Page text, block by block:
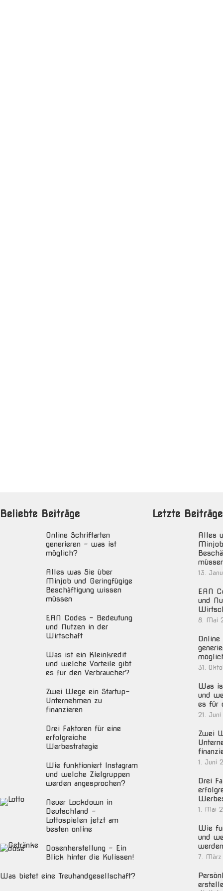
Beliebte Beiträge
Online Schriftarten
generieren – was ist
möglich?
Alles was Sie über
Minjob und Geringfügige
Beschäftigung wissen
müssen
EAN Codes – Bedeutung
und Nutzen in der
Wirtschaft
Was ist ein Kleinkredit
und welche Vorteile gibt
es für den Verbraucher?
Zwei Wege ein Startup-
Unternehmen zu
finanzieren
Drei Faktoren für eine
erfolgreiche
Werbestrategie
Wie funktioniert Instagram
und welche Zielgruppen
werden angesprochen?
Neuer Lockdown in
Deutschland –
Lottospielen jetzt am
besten online
Dosenherstellung – Ein
Blick hinter die Kulissen!
Was bietet eine Treuhandgesellschaft?
Letzte Beiträge
Alles
13.
EAN
und
8. Mai
Online
31.
Was
und
es für
21.
Zwei
1. Juni
Drei
1. Mai
Wie
und
7. März